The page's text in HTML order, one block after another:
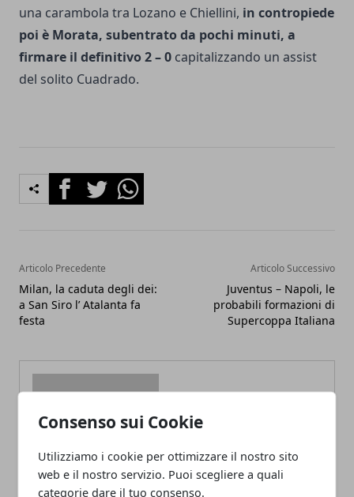
Consenso sui Cookie
Utilizziamo i cookie per ottimizzare il nostro sito
web e il nostro servizio. Puoi scegliere a quali
categorie dare il tuo consenso.
una carambola tra Lozano e Chiellini, in contropiede
poi è Morata, subentrato da pochi minuti, a
firmare il definitivo 2 – 0 capitalizzando un assist
del solito Cuadrado.
FacebookTwitterWhatsapp
Articolo Precedente
Milan, la caduta degli dei:
a San Siro l’ Atalanta fa
festa
Articolo Successivo
Juventus – Napoli, le
probabili formazioni di
Supercoppa Italiana